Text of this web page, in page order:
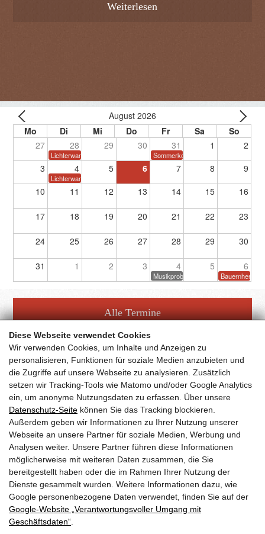
Diese Webseite verwendet Cookies
Wir verwenden Cookies, um Inhalte und Anzeigen zu
personalisieren, Funktionen für soziale Medien anzubieten und
die Zugriffe auf unsere Webseite zu analysieren. Zusätzlich
setzen wir Tracking-Tools wie Matomo und/oder Google Analytics
ein, um anonyme Nutzungsdaten zu erfassen. Über unsere
Datenschutz-Seite können Sie das Tracking blockieren.
Außerdem geben wir Informationen zu Ihrer Nutzung unserer
Webseite an unsere Partner für soziale Medien, Werbung und
Analysen weiter. Unsere Partner führen diese Informationen
möglicherweise mit weiteren Daten zusammen, die Sie
bereitgestellt haben oder die im Rahmen Ihrer Nutzung der
Dienste gesammelt wurden. Weitere Informationen dazu, wie
Google personenbezogene Daten verwendet, finden Sie auf der
Google‑Website „Verantwortungsvoller Umgang mit
Geschäftsdaten“
Weiterlesen
August 2026
27 28 29 30 31 1 2
Lichterwanderung Sommerkonzert
3 4 5 6 7 8 9
Lichterwanderung
10 11 12 13 14 15 16
17 18 19 20 21 22 23
24 25 26 27 28 29 30
31 1 2 3 4 5 6
Musikprobe
Alle Termine
Facebook Fanpage
YouTube Channel
Trachtenmusikkapelle Taxenbach
Obfrau:Andrea Hofer
Gschwandtnerberg 21
5660Taxenbach